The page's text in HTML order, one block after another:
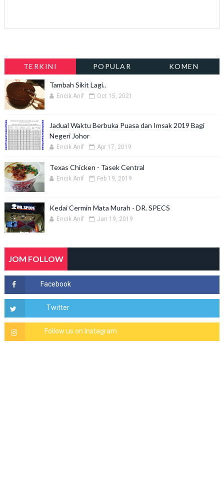
TERKINI POPULAR KOMEN
Tambah Sikit Lagi..
Encik Anif Oct 15, 2021
Jadual Waktu Berbuka Puasa dan Imsak 2019 Bagi
Negeri Johor
Encik Anif Apr 17, 2019
Texas Chicken - Tasek Central
Encik Anif Feb 19, 2019
Kedai Cermin Mata Murah - DR. SPECS
Encik Anif Jan 19, 2019
JOM FOLLOW